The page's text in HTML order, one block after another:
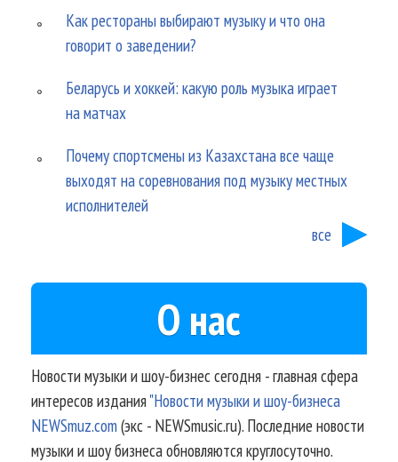
Как рестораны выбирают музыку и что она
говорит о заведении?
Беларусь и хоккей: какую роль музыка играет
на матчах
Почему спортсмены из Казахстана все чаще
выходят на соревнования под музыку местных
исполнителей
все
О нас
Новости музыки и шоу-бизнес сегодня - главная сфера
интересов издания"Новости музыки и шоу-бизнеса
NEWSmuz.com(экс - NEWSmusic.ru). Последние новости
музыки и шоу бизнеса обновляются круглосуточно.